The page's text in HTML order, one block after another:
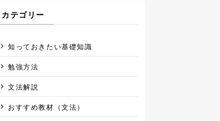
カテゴリー
知っておきたい基礎知識
勉強方法
文法解説
おすすめ教材（文法）